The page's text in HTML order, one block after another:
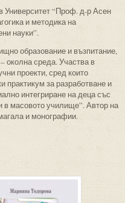
Университет “Проф. д-р Асен
и методика на
науки”.
образование и възпитание,
околна среда. Участва в
проекти, сред които
практикум за разработване и
интегриране на деца със
в масовото училище”. Автор на
и монографии.